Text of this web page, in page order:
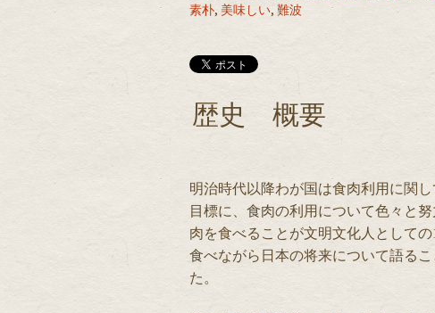
素朴, 美味しい, 難波
歴史 概要
明治時代以降わが国は食肉利用に関
目標に、食肉の利用について色々と
肉を食べることが文明文化人として
食べながら日本の将来について語る
た。